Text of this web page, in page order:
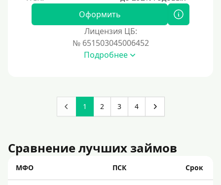
Оформить
Лицензия ЦБ:
№ 651503045006452
Подробнее
1 2 3 4
Сравнение лучших займов
МФО ПСК Срок